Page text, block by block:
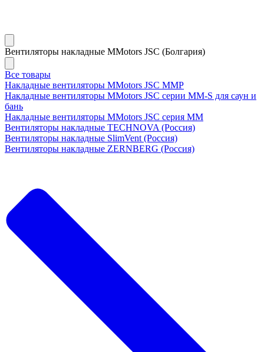
Вентиляторы накладные MMotors JSC (Болгария)
Все товары
Накладные вентиляторы MMotors JSC MMP
Накладные вентиляторы MMotors JSC серии MM-S для саун и
бань
Накладные вентиляторы MMotors JSC серия МM
Вентиляторы накладные TECHNOVA (Россия)
Вентиляторы накладные SlimVent (Россия)
Вентиляторы накладные ZERNBERG (Россия)